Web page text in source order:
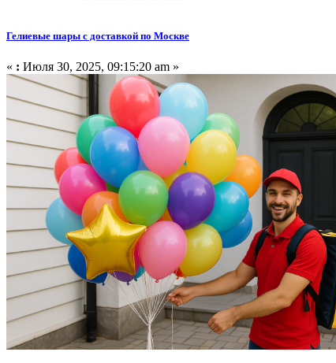
Гелиевые шары с доставкой по Москве
« : Июля 30, 2025, 09:15:20 am »